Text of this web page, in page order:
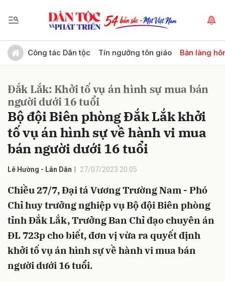
Công tác Dân tộc Tín ngưỡng tôn giáo Bản làng
Đắk Lắk: Khởi tố vụ án hình sự mua bán
người dưới 16 tuổi
Bộ đội Biên phòng Đắk Lắk khởi
tố vụ án hình sự về hành vi mua
bán người dưới 16 tuổi
Lê Hường - Lân Dân 27/07/2023 20:05
Chiều 27/7, Đại tá Vương Trường Nam - Phó
Chỉ huy trưởng nghiệp vụ Bộ đội Biên phòng
tỉnh Đắk Lắk, Trưởng Ban Chỉ đạo chuyên án
ĐL 723p cho biết, đơn vị vừa ra quyết định
khởi tố vụ án hình sự về hành vi mua bán
người dưới 16 tuổi.
Gửi bình luận
Hủy